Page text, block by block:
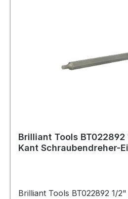
Brilliant Tools BT022892 1/2'' Innen-6-
Kant Schraubendreher-
Brilliant Tools BT022892 1/2" Innen-6-Kant